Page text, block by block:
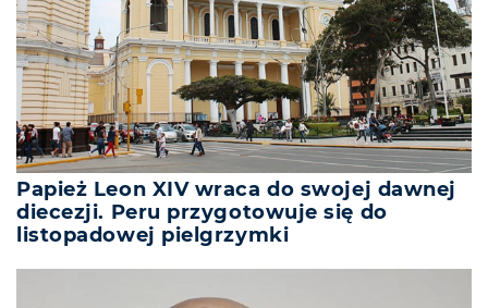
Papież Leon XIV wraca do swojej dawnej
diecezji. Peru przygotowuje się do
listopadowej pielgrzymki